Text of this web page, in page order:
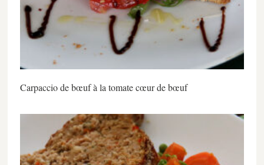
Carpaccio de bœuf à la tomate cœur de bœuf